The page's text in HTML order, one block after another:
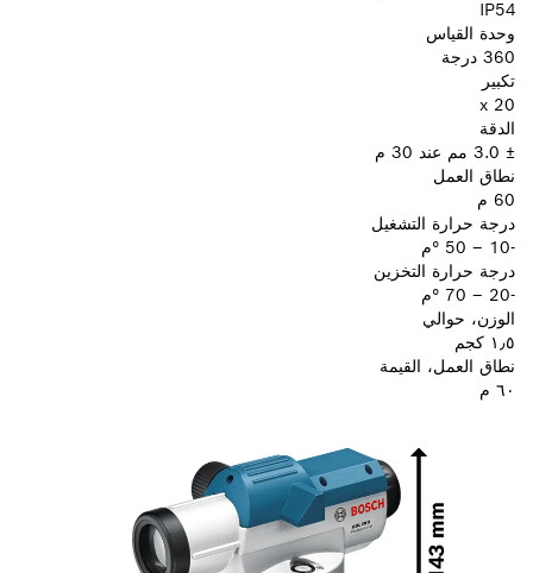
IP54
وحدة القياس
360 درجة
تكبير
20 x
الدقة
نطاق العمل
60 م
درجة حرارة التشغيل
درجة حرارة التخزين
الوزن، حوالي
١٫٥ كجم
نطاق العمل، القيمة